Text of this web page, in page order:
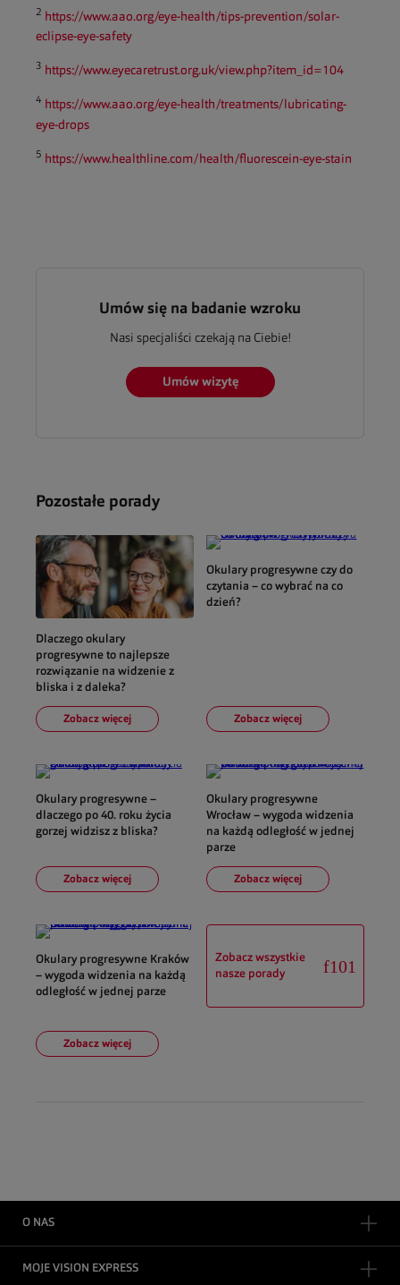
2 https://www.aao.org/eye-health/tips-prevention/solar-
eclipse-eye-safety
3 https://www.eyecaretrust.org.uk/view.php?item_id=104
4 https://www.aao.org/eye-health/treatments/lubricating-
eye-drops
5 https://www.healthline.com/health/fluorescein-eye-stain
Umów się na badanie wzroku
Nasi specjaliści czekają na Ciebie!
Umów wizytę
Pozostałe porady
Dlaczego okulary
progresywne to najlepsze
rozwiązanie na widzenie z
bliska i z daleka?
Zobacz więcej
Okulary progresywne czy do
czytania – co wybrać na co
dzień?
Zobacz więcej
Okulary progresywne –
dlaczego po 40. roku życia
gorzej widzisz z bliska?
Zobacz więcej
Okulary progresywne
Wrocław – wygoda widzenia
na każdą odległość w jednej
parze
Zobacz więcej
Okulary progresywne Kraków
– wygoda widzenia na każdą
odległość w jednej parze
Zobacz więcej
Zobacz wszystkie
nasze porady